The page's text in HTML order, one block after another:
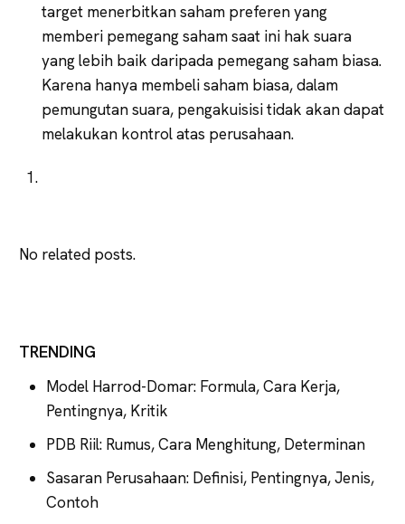
target menerbitkan saham preferen yang
memberi pemegang saham saat ini hak suara
yang lebih baik daripada pemegang saham biasa.
Karena hanya membeli saham biasa, dalam
pemungutan suara, pengakuisisi tidak akan dapat
melakukan kontrol atas perusahaan.
No related posts.
TRENDING
Model Harrod-Domar: Formula, Cara Kerja,
Pentingnya, Kritik
PDB Riil: Rumus, Cara Menghitung, Determinan
Sasaran Perusahaan: Definisi, Pentingnya, Jenis,
Contoh